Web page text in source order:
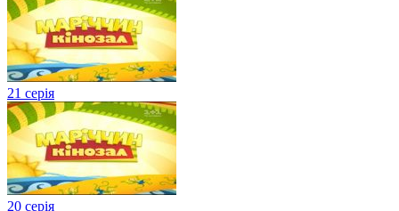
21 серія
20 серія